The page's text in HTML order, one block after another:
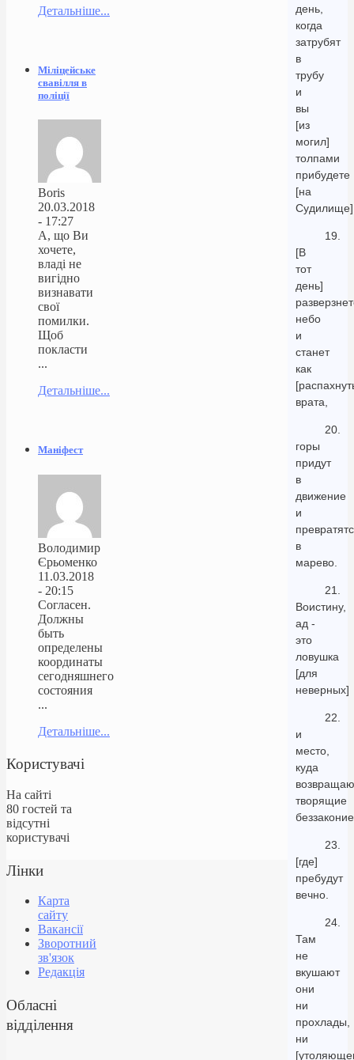
день,
когда
затрубят
в
трубу
и
вы
[из
могил]
толпами
прибудете
[на
19.
[В
тот
день]
небо
и
станет
как
врата,
20.
горы
придут
в
движение
и
в
марево.
21.
Воистину,
ад -
это
ловушка
[для
неверных]
22.
и
место,
куда
творящие
23.
[где]
пребудут
вечно.
24.
Там
не
вкушают
они
ни
прохлады,
ни
Детальніше...
Міліцейське
свавілля в
поліції
Boris
20.03.2018
- 17:27
А, що Ви
хочете,
владі не
вигідно
визнавати
свої
помилки.
Щоб
покласти
...
Детальніше...
Маніфест
Володимир
Єрьоменко
11.03.2018
- 20:15
Согласен.
Должны
быть
определены
координаты
сегодняшнего
состояния
...
Детальніше...
Користувачі
На сайті
80 гостей та
відсутні
користувачі
Лінки
Карта
сайту
Вакансії
Зворотний
зв'язок
Редакція
Обласні
відділення